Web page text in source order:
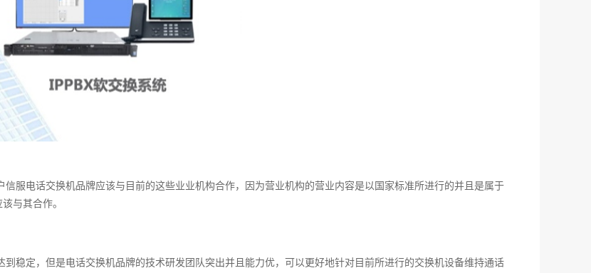
服电话交换机品牌应该与目前的这些业业机构合作，因为营业机构的营业内容是以国家标准所进行的并且是属于
与其合作。
稳定，但是电话交换机品牌的技术研发团队突出并且能力优，可以更好地针对目前所进行的交换机设备维持通话